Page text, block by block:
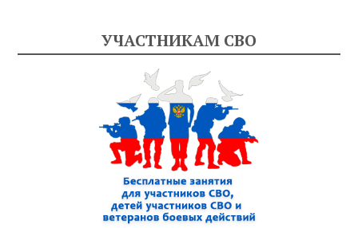
УЧАСТНИКАМ СВО